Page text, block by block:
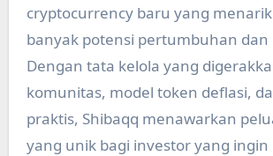
cryptocurrency baru yang
banyak potensi pertumbuhan dan
Dengan tata kelola yang
komunitas, model token deflasi,
praktis, Shibaqq menawarkan
yang unik bagi investor yang